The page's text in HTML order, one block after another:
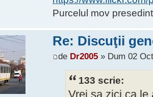
Purcelul mov
Re: Discuţii
de Dr2005» Dum 02
133 scrie:
Vrei sa zici ca le